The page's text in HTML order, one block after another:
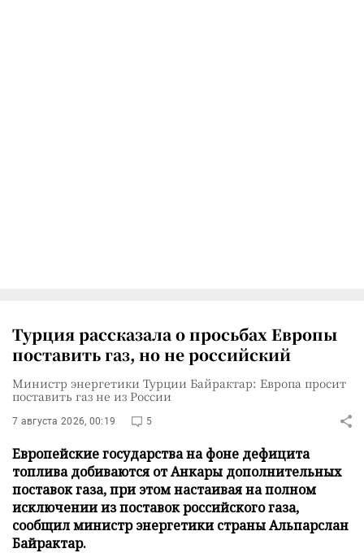
Турция рассказала о просьбах Европы
поставить газ, но не российский
Министр энергетики Турции Байрактар: Европа просит
поставить газ не из России
7 августа 2026, 00:19 5
Европейские государства на фоне дефицита
топлива добиваются от Анкары дополнительных
поставок газа, при этом настаивая на полном
исключении из поставок российского газа,
сообщил министр энергетики страны Альпарслан
Байрактар.